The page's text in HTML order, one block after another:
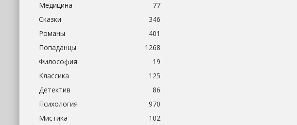
Медицина
77
Сказки
346
Романы
401
Попаданцы
1268
Философия
19
Классика
125
Детектив
86
Психология
970
Мистика
102